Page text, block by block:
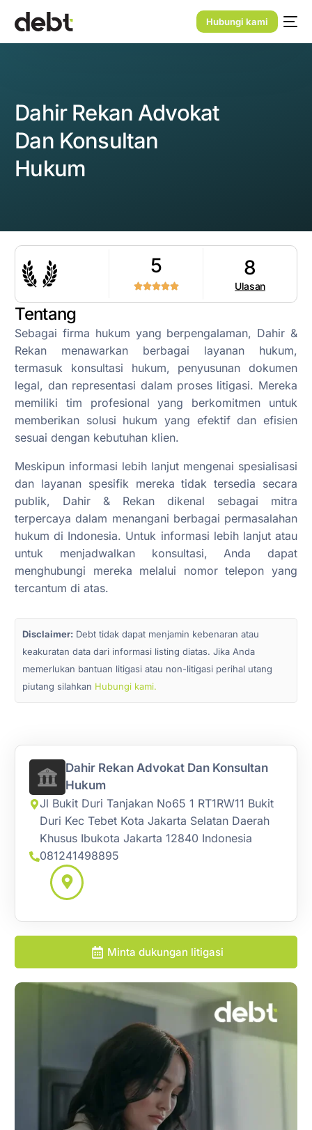
Hubungi kami
Dahir Rekan Advokat
Dan Konsultan
Hukum
5 8
Ulasan
Tentang
Sebagai firma hukum yang berpengalaman, Dahir &
Rekan menawarkan berbagai layanan hukum,
termasuk konsultasi hukum, penyusunan dokumen
legal, dan representasi dalam proses litigasi. Mereka
memiliki tim profesional yang berkomitmen untuk
memberikan solusi hukum yang efektif dan efisien
sesuai dengan kebutuhan klien.
Meskipun informasi lebih lanjut mengenai spesialisasi
dan layanan spesifik mereka tidak tersedia secara
publik, Dahir & Rekan dikenal sebagai mitra
terpercaya dalam menangani berbagai permasalahan
hukum di Indonesia. Untuk informasi lebih lanjut atau
untuk menjadwalkan konsultasi, Anda dapat
menghubungi mereka melalui nomor telepon yang
tercantum di atas.
Disclaimer: Debt tidak dapat menjamin kebenaran atau
keakuratan data dari informasi listing diatas. Jika Anda
memerlukan bantuan litigasi atau non-litigasi perihal utang
piutang silahkan Hubungi kami.
Dahir Rekan Advokat Dan Konsultan
Hukum
Jl Bukit Duri Tanjakan No65 1 RT1RW11 Bukit
Duri Kec Tebet Kota Jakarta Selatan Daerah
Khusus Ibukota Jakarta 12840 Indonesia
081241498895
Minta dukungan litigasi